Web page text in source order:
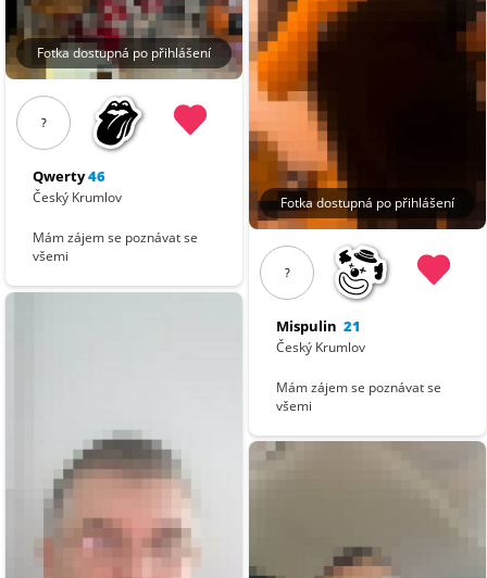
Fotka dostupná po přihlášení
?
Qwerty46
Český Krumlov
Mám zájem se poznávat se
všemi
Fotka dostupná po přihlášení
?
Mispulin 21
Český Krumlov
Mám zájem se poznávat se
všemi